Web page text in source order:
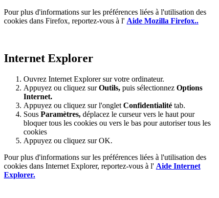
Pour plus d'informations sur les préférences liées à l'utilisation des
cookies dans Firefox, reportez-vous à l' Aide Mozilla Firefox..
Internet Explorer
Ouvrez Internet Explorer sur votre ordinateur.
Appuyez ou cliquez surOutils, puis sélectionnez Options
Internet.
Appuyez ou cliquez sur l'onglet Confidentialité tab.
Sous Paramètres, déplacez le curseur vers le haut pour
bloquer tous les cookies ou vers le bas pour autoriser tous les
cookies
Appuyez ou cliquez sur OK.
Pour plus d'informations sur les préférences liées à l'utilisation des
cookies dans Internet Explorer, reportez-vous à l' Aide Internet
Explorer.